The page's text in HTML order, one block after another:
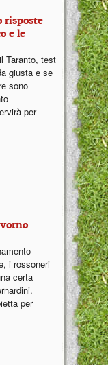
risposte
e le
Taranto, test
giusta e se
sono
per
i rossoneri
certa
per